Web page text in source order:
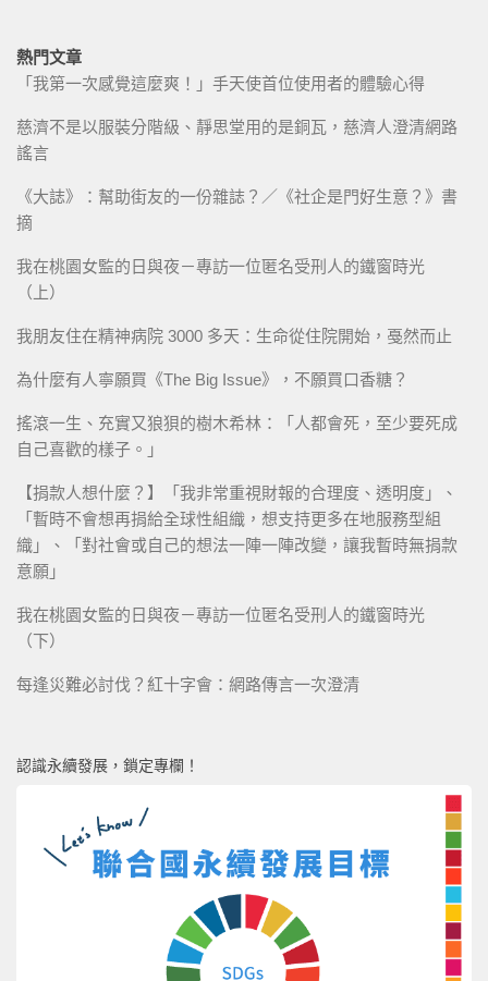
熱門文章
「我第一次感覺這麼爽！」手天使首位使用者的體驗心得
慈濟不是以服裝分階級、靜思堂用的是銅瓦，慈濟人澄清網路
謠言
《大誌》：幫助街友的一份雜誌？／《社企是門好生意？》書
摘
我在桃園女監的日與夜－專訪一位匿名受刑人的鐵窗時光
（上）
我朋友住在精神病院 3000 多天：生命從住院開始，戞然而止
為什麼有人寧願買《The Big Issue》，不願買口香糖？
搖滾一生、充實又狼狽的樹木希林：「人都會死，至少要死成
自己喜歡的樣子。」
【捐款人想什麼？】「我非常重視財報的合理度、透明度」、
「暫時不會想再捐給全球性組織，想支持更多在地服務型組
織」、「對社會或自己的想法一陣一陣改變，讓我暫時無捐款
意願」
我在桃園女監的日與夜－專訪一位匿名受刑人的鐵窗時光
（下）
每逢災難必討伐？紅十字會：網路傳言一次澄清
認識永續發展，鎖定專欄！